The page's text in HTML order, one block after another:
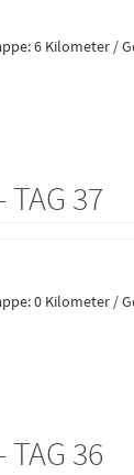
6 Kilometer /
TAG 37
0 Kilometer /
TAG 36